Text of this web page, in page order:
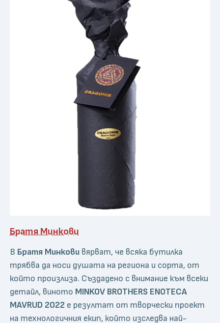
Братя Минкови
В Братя Минкови вярват, че всяка бутилка
трябва да носи душата на региона и сорта, от
който произлиза. Създадено с внимание към всеки
детайл, виното MINKOV BROTHERS ENOTECA
MAVRUD 2022 е резултат от творчески проект
на технологичния екип, който изследва най-